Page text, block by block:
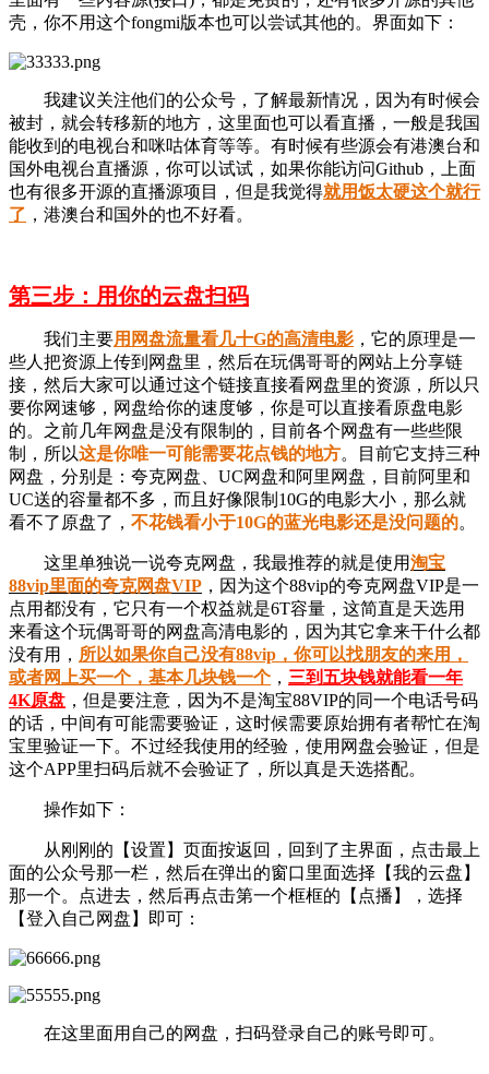
壳，你不用这个fongmi版本也可以尝试其他的。界面如下：
我建议关注他们的公众号，了解最新情况，因为有时候会
被封，就会转移新的地方，这里面也可以看直播，一般是我国
能收到的电视台和咪咕体育等等。有时候有些源会有港澳台和
国外电视台直播源，你可以试试，如果你能访问Github，上面
也有很多开源的直播源项目，但是我觉得就用饭太硬这个就行
了 ，港澳台和国外的也不好看。
第三步：用你的云盘扫码
我们主要用网盘流量看几十G的高清电影 ，它的原理是一
些人把资源上传到网盘里，然后在玩偶哥哥的网站上分享链
接，然后大家可以通过这个链接直接看网盘里的资源，所以只
要你网速够，网盘给你的速度够，你是可以直接看原盘电影
的。之前几年网盘是没有限制的，目前各个网盘有一些些限
制，所以这是你唯一可能需要花点钱的地方。目前它支持三种
网盘，分别是：夸克网盘、UC网盘和阿里网盘，目前阿里和
UC送的容量都不多，而且好像限制10G的电影大小，那么就
看不了原盘了， 不花钱看小于10G的蓝光电影还是没问题的。
这里单独说一说夸克网盘，我最推荐的就是使用淘宝
88vip里面的夸克网盘VIP ，因为这个88vip的夸克网盘VIP是一
点用都没有，它只有一个权益就是6T容量，这简直是天选用
来看这个玩偶哥哥的网盘高清电影的，因为其它拿来干什么都
没有用， 所以如果你自己没有88vip，你可以找朋友的来用，
或者网上买一个，基本几块钱一个 ， 三到五块钱就能看一年
4K原盘 ，但是要注意，因为不是淘宝88VIP的同一个电话号码
的话，中间有可能需要验证，这时候需要原始拥有者帮忙在淘
宝里验证一下。不过经我使用的经验，使用网盘会验证，但是
这个APP里扫码后就不会验证了，所以真是天选搭配。
操作如下：
从刚刚的【设置】页面按返回，回到了主界面，点击最上
面的公众号那一栏，然后在弹出的窗口里面选择【我的云盘】
那一个。点进去，然后再点击第一个框框的【点播】，选择
【登入自己网盘】即可：
在这里面用自己的网盘，扫码登录自己的账号即可。